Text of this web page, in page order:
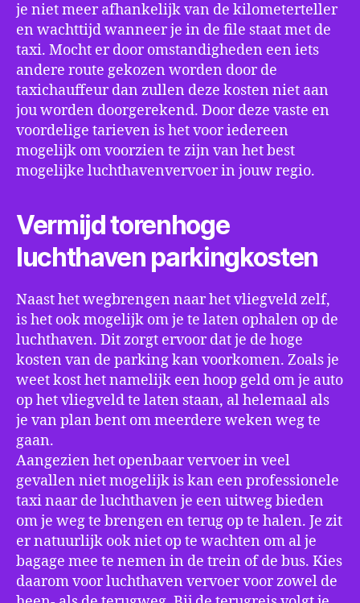
je niet meer afhankelijk van de kilometerteller
en wachttijd wanneer je in de file staat met de
taxi. Mocht er door omstandigheden een iets
andere route gekozen worden door de
taxichauffeur dan zullen deze kosten niet aan
jou worden doorgerekend. Door deze vaste en
voordelige tarieven is het voor iedereen
mogelijk om voorzien te zijn van het best
mogelijke luchthavenvervoer in jouw regio.
Vermijd torenhoge
luchthaven parkingkosten
Naast het wegbrengen naar het vliegveld zelf,
is het ook mogelijk om je te laten ophalen op de
luchthaven. Dit zorgt ervoor dat je de hoge
kosten van de parking kan voorkomen. Zoals je
weet kost het namelijk een hoop geld om je auto
op het vliegveld te laten staan, al helemaal als
je van plan bent om meerdere weken weg te
gaan.
Aangezien het openbaar vervoer in veel
gevallen niet mogelijk is kan een professionele
taxi naar de luchthaven je een uitweg bieden
om je weg te brengen en terug op te halen. Je zit
er natuurlijk ook niet op te wachten om al je
bagage mee te nemen in de trein of de bus. Kies
daarom voor luchthaven vervoer voor zowel de